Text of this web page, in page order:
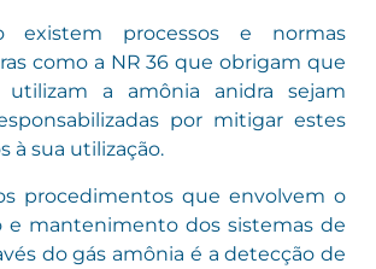
existem processos e normas
como a NR 36 que obrigam que
utilizam a amônia anidra sejam
por mitigar estes
à sua utilização.
procedimentos que envolvem o
e mantenimento dos sistemas de
do gás amônia é a detecção de